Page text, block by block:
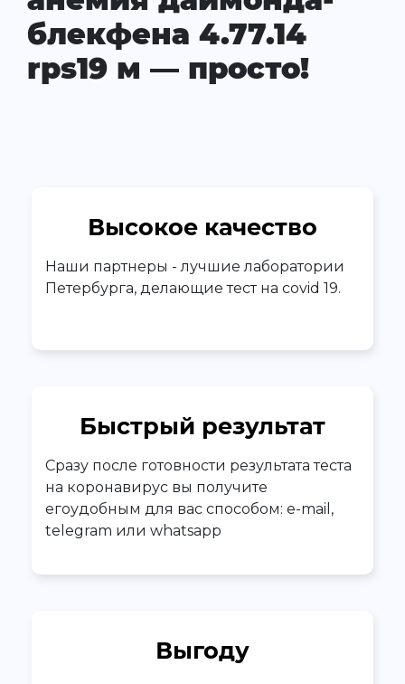
блекфена 4.77.14
rps19 м — просто!
Высокое качество
Наши партнеры - лучшие лаборатории
Петербурга, делающие тест на covid 19.
Быстрый результат
Сразу после готовности результата теста
на коронавирус вы получите
егоудобным для вас способом: e-mail,
telegram или whatsapp
Выгоду